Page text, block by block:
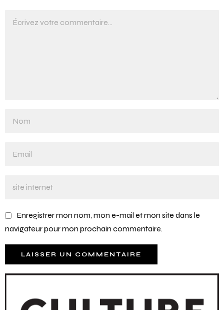
Enregistrer mon nom, mon e-mail et mon site dans le
navigateur pour mon prochain commentaire.